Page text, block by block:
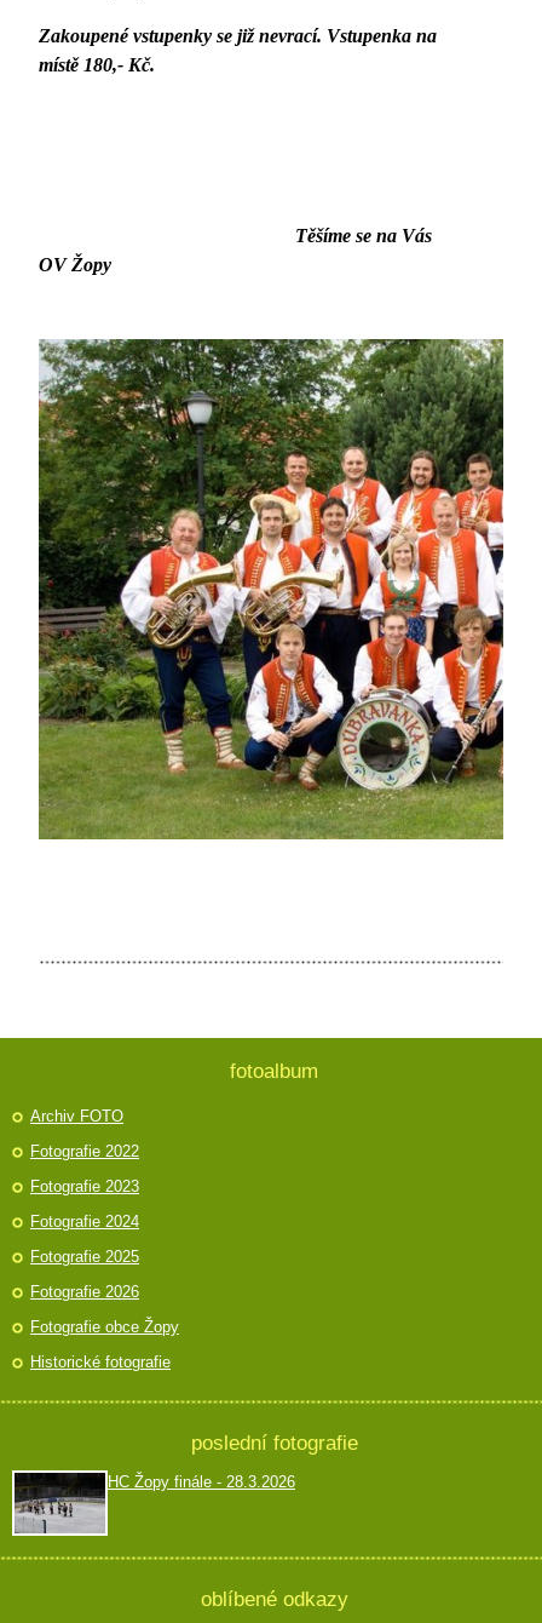
Zakoupené vstupenky se již nevrací. Vstupenka na
místě 180,- Kč.
Těšíme se na Vás
OV Žopy
fotoalbum
Archiv FOTO
Fotografie 2022
Fotografie 2023
Fotografie 2024
Fotografie 2025
Fotografie 2026
Fotografie obce Žopy
Historické fotografie
poslední fotografie
HC Žopy finále - 28.3.2026
oblíbené odkazy